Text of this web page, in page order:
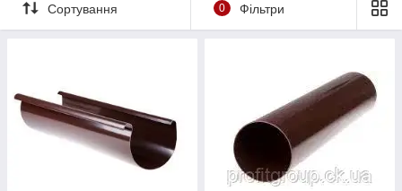
Сортування 0 Фільтри